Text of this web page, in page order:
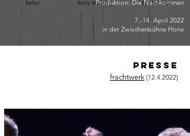
Produktion: Die Nachkommen
7.-14. April 2022
in der Zwischenbühne Horw
Presse
frachtwerk (12.4.2022)